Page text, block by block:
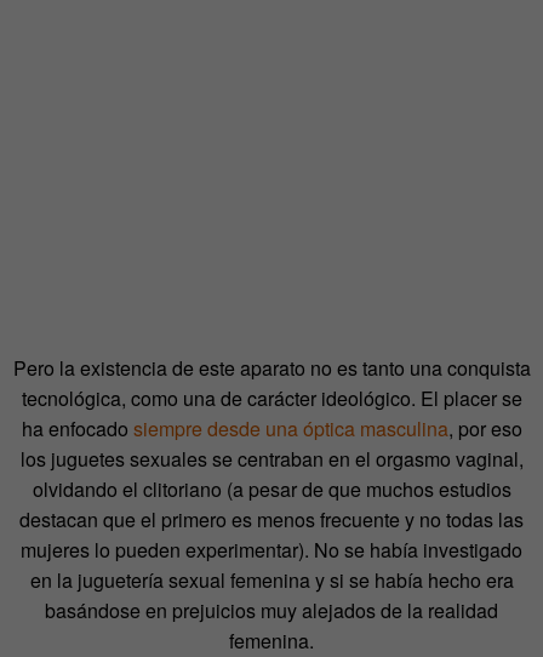
Pero la existencia de este aparato no es tanto una conquista
tecnológica, como una de carácter ideológico. El placer se
ha enfocado siempre desde una óptica masculina, por eso
los juguetes sexuales se centraban en el orgasmo vaginal,
olvidando el clitoriano (a pesar de que muchos estudios
destacan que el primero es menos frecuente y no todas las
mujeres lo pueden experimentar). No se había investigado
en la juguetería sexual femenina y si se había hecho era
basándose en prejuicios muy alejados de la realidad
femenina.